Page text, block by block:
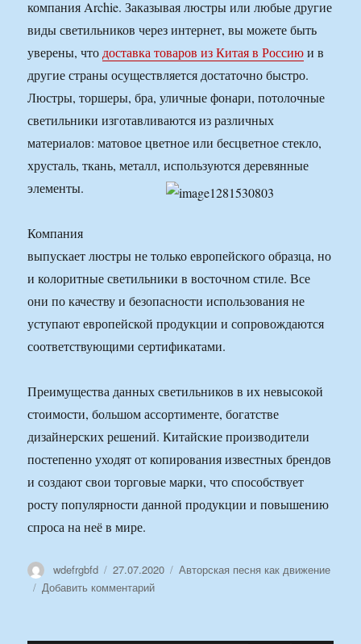
компания Archie. Заказывая люстры или любые другие
виды светильников через интернет, вы можете быть
уверены, что доставка товаров из Китая в Россиюи в
другие страны осуществляется достаточно быстро.
Люстры, торшеры, бра, уличные фонари, потолочные
светильники изготавливаются из различных
материалов: матовое цветное или бесцветное стекло,
хрусталь, ткань, металл, используются деревянные
элементы.
Компания
выпускает люстры не только европейского образца, но
и колоритные светильники в восточном стиле. Все
они по качеству и безопасности использования не
уступают европейской продукции и сопровождаются
соответствующими сертификатами.
Преимущества данных светильников в их невысокой
стоимости, большом ассортименте, богатстве
дизайнерских решений. Китайские производители
постепенно уходят от копирования известных брендов
и создают свои торговые марки, что способствует
росту популярности данной продукции и повышению
спроса на неё в мире.
Автор
wdefrgbfd Опубликовано
27.07.2020 Рубрики
Авторская песня как движение
Добавить комментарийк